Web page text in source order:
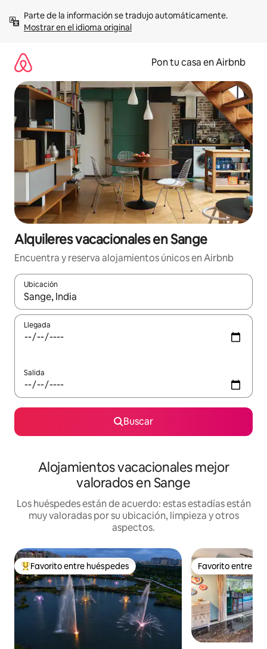
contenidoMostrar en el idioma original
Pon tu casa en Airbnb
Alquileres vacacionales en Sange
Encuentra y reserva alojamientos únicos en Airbnb
Ubicación
Cuando los resultados estén disponibles, navega con las
Llegada
Salida
Buscar
Alojamientos vacacionales mejor
valorados en Sange
Los huéspedes están de acuerdo: estas estadías están
muy valoradas por su ubicación, limpieza y otros
aspectos.
Favorito entre huéspedes preferido
Favorito entre huéspedes Favorito entre
Favorito entre